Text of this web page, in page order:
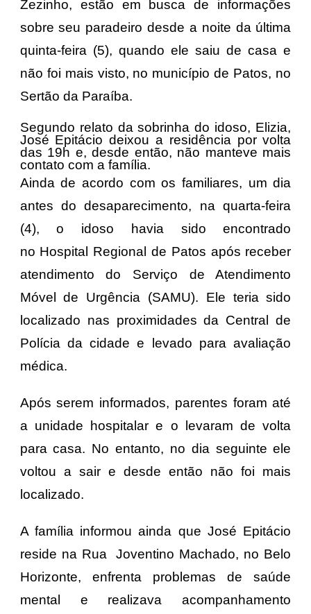
Zezinho, estão em busca de informações
sobre seu paradeiro desde a noite da última
quinta-feira (5), quando ele saiu de casa e
não foi mais visto, no município de Patos, no
Sertão da Paraíba.
Segundo relato da sobrinha do idoso, Elizia,
José Epitácio deixou a residência por volta
das 19h e, desde então, não manteve mais
contato com a família.
Ainda de acordo com os familiares, um dia
antes do desaparecimento, na quarta-feira
(4), o idoso havia sido encontrado
no Hospital Regional de Patos após receber
atendimento do Serviço de Atendimento
Móvel de Urgência (SAMU). Ele teria sido
localizado nas proximidades da Central de
Polícia da cidade e levado para avaliação
médica.
Após serem informados, parentes foram até
a unidade hospitalar e o levaram de volta
para casa. No entanto, no dia seguinte ele
voltou a sair e desde então não foi mais
localizado.
A família informou ainda que José Epitácio
reside na Rua Joventino Machado, no Belo
Horizonte, enfrenta problemas de saúde
mental e realizava acompanhamento